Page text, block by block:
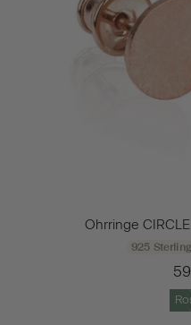
Ohrringe
925